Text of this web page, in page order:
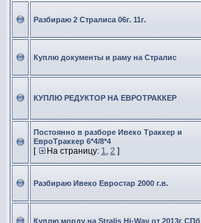
Разбираю 2 Стралиса 06г. 11г.
Куплю документы и раму на Стралис
КУПЛЮ РЕДУКТОР НА ЕВРОТРАККЕР
Постоянно в разборе Ивеко Траккер и
ЕвроТраккер 6*4/8*4
[ На страницу: 1, 2 ]
Разбираю Ивеко Евростар 2000 г.в.
Куплю морду на Stralis Hi-Way от 2013г СПб